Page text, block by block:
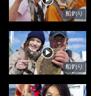
船釣り
船釣り